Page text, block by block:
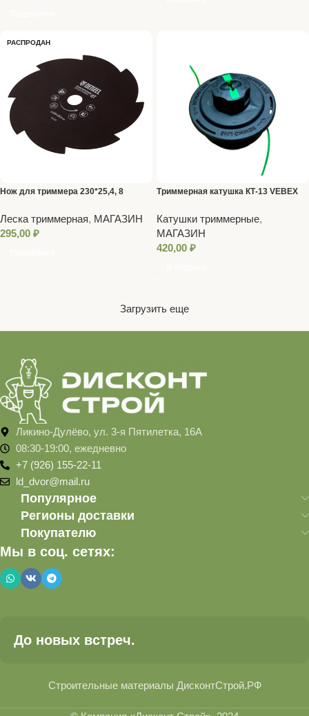
РАСПРОДАН
Нож для триммера 230*25,4, 8
Леска триммерная, МАГАЗИН
295,00 ₽
Триммерная катушка КТ-13 VEBEX
Катушки триммерные,
МАГАЗИН
420,00 ₽
Загрузить еще
Ликино-Дулёво, ул. 3-я Пятилетка, 16А
08:30-19:00, ежедневно
+7 (926) 155-22-11
ld_dvor@mail.ru
Популярное
Регионы доставки
Покупателю
Мы в соц. сетях:
До новых встреч.
Строительные материалы ДисконтСтрой.РФ